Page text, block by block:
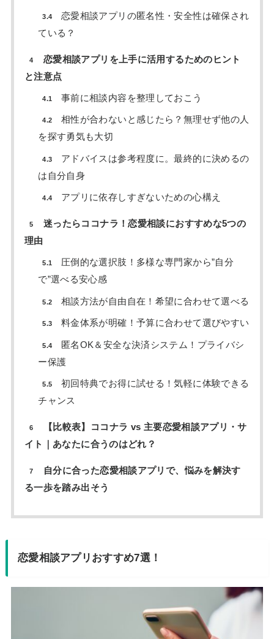
3.4
恋愛相談アプリの匿名性・安全性は確保され
ている？
4
恋愛相談アプリを上手に活用するためのヒント
と注意点
4.1 事前に相談内容を整理しておこう
4.2
相性が合わないと感じたら？無理せず他の人
を探す勇気も大切
4.3
アドバイスは参考程度に。最終的に決めるの
は自分自身
4.4 アプリに依存しすぎないための心構え
5
迷ったらココナラ！恋愛相談におすすめな5つの
理由
5.1
圧倒的な選択肢！多様な専門家から”自分
で”選べる安心感
5.2 相談方法が自由自在！希望に合わせて選べる
5.3 料金体系が明確！予算に合わせて選びやすい
5.4
匿名OK＆安全な決済システム！プライバシ
ー保護
5.5
初回特典でお得に試せる！気軽に体験できる
チャンス
6
【比較表】ココナラ vs 主要恋愛相談アプリ・サ
イト｜あなたに合うのはどれ？
7
自分に合った恋愛相談アプリで、悩みを解決す
る一歩を踏み出そう
恋愛相談アプリおすすめ7選！